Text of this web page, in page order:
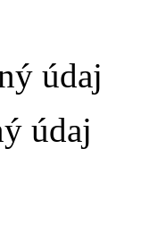
údaj
údaj